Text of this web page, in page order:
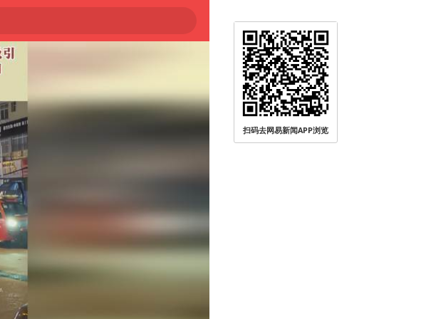
衅图谋
扫码去网易新闻APP浏览